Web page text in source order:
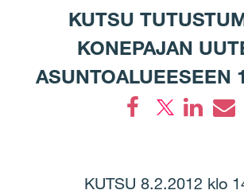
KUTSU
KONEPAJAN
ASUNTOALUEESEEN
KUTSU 8.2.2012 klo